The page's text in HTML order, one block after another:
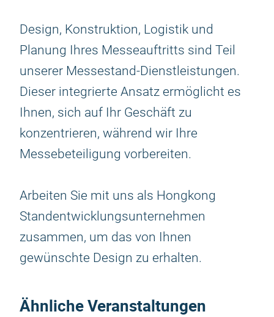
Design, Konstruktion, Logistik und
Planung Ihres Messeauftritts sind Teil
unserer Messestand-Dienstleistungen.
Dieser integrierte Ansatz ermöglicht es
Ihnen, sich auf Ihr Geschäft zu
konzentrieren, während wir Ihre
Messebeteiligung vorbereiten.
Arbeiten Sie mit uns als Hongkong
Standentwicklungsunternehmen
zusammen, um das von Ihnen
gewünschte Design zu erhalten.
Ähnliche Veranstaltungen